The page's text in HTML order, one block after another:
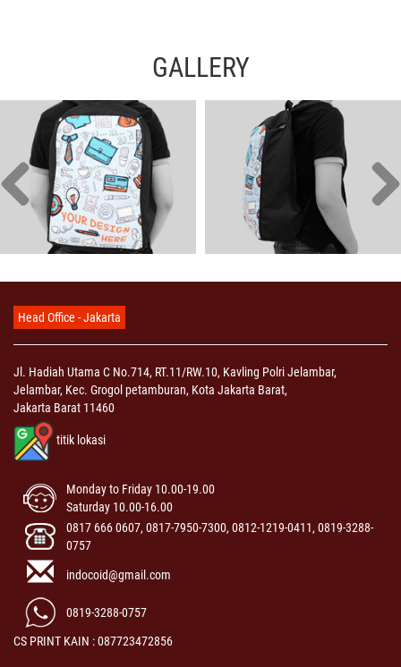
GALLERY
Head Office - Jakarta
Jl. Hadiah Utama C No.714, RT.11/RW.10, Kavling Polri Jelambar,
Jelambar, Kec. Grogol petamburan, Kota Jakarta Barat,
Jakarta Barat 11460
titik lokasi
Monday to Friday 10.00-19.00
Saturday 10.00-16.00
0817 666 0607, 0817-7950-7300, 0812-1219-0411, 0819-3288-
0757
indocoid@gmail.com
0819-3288-0757
CS PRINT KAIN : 087723472856